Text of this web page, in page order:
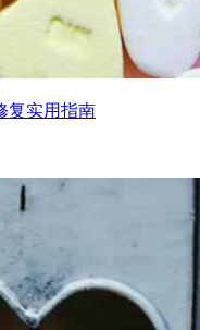
复实用指南